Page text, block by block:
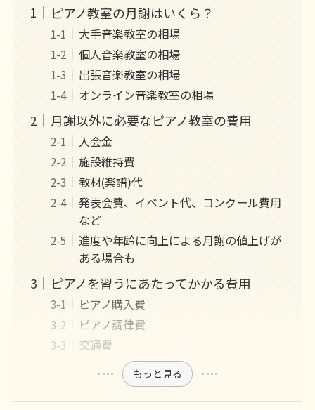
ピアノ教室の月謝はいくら？
大手音楽教室の相場
個人音楽教室の相場
出張音楽教室の相場
オンライン音楽教室の相場
月謝以外に必要なピアノ教室の費用
入会金
施設維持費
教材(楽譜)代
発表会費、イベント代、コンクール費用
など
進度や年齢に向上による月謝の値上げが
ある場合も
ピアノを習うにあたってかかる費用
ピアノ購入費
ピアノ調律費
交通費
もっと見る